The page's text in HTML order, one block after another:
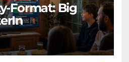
Format: Big